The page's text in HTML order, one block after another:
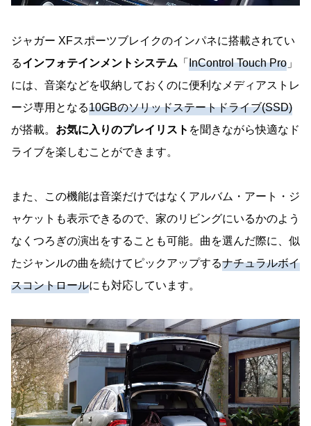
ジャガー XFスポーツブレイクのインパネに搭載されてい
るインフォテインメントシステム 「 InControl Touch Pro 」
には、音楽などを収納しておくのに便利なメディアストレ
ージ専用となる10GBのソリッドステートドライブ(SSD)
が搭載。 お気に入りのプレイリスト を聞きながら快適なド
ライブを楽しむことができます。
また、この機能は音楽だけではなくアルバム・アート・ジ
ャケットも表示できるので、家のリビングにいるかのよう
なくつろぎの演出をすることも可能。曲を選んだ際に、似
たジャンルの曲を続けてピックアップするナチュラルボイ
スコントロールにも対応しています。